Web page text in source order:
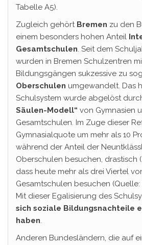
Tabelle A5).
Zugleich gehört Bremen zu den
einem besonders hohen Anteil
Gesamtschulen. Seit dem
wurden in Bremen Schulzentren
Bildungsgängen sukzessive zu
Oberschulen umgewandelt. Das
Schulsystem wurde abgelöst
Säulen-Modell“ von Gymnasien
Gesamtschulen. Im Zuge dieser
Gymnasialquote um mehr als 10
während der Anteil der
Oberschulen besuchen, drastisch
dass heute mehr als drei Viertel
Gesamtschulen besuchen (Quelle:
Mit dieser Egalisierung des
sich soziale Bildungsnachteile
haben.
Anderen Bundesländern, die auf